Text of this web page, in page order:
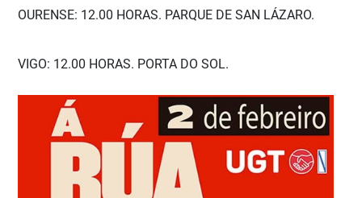
OURENSE: 12.00 HORAS. PARQUE DE SAN LÁZARO.
VIGO: 12.00 HORAS. PORTA DO SOL.